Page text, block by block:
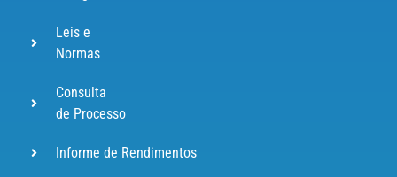
Leis e
Normas
Consulta
de Processo
Informe de Rendimentos